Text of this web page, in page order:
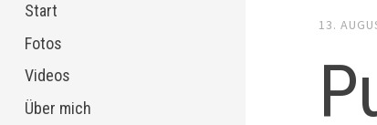
Start
Fotos
Videos
Über mich
13.